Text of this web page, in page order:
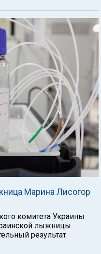
Марина Лисогор
комитета Украины
лыжницы
результат.